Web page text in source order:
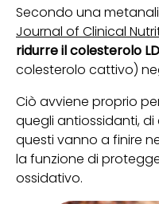
Secondo una
Journal of Clinical
ridurre il colesterolo
colesterolo cattivo)
Ciò avviene proprio
quegli antiossidanti,
questi vanno a finire
la funzione di
ossidativo.